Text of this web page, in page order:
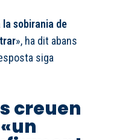
la sobirania de
», ha dit abans
siga
creuen